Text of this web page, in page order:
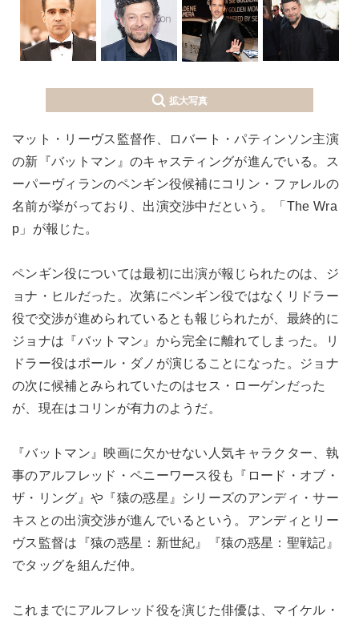
拡大写真
マット・リーヴス監督作、ロバート・パティンソン主演
の新『バットマン』のキャスティングが進んでいる。ス
ーパーヴィランのペンギン役候補にコリン・ファレルの
名前が挙がっており、出演交渉中だという。「The Wra
p」が報じた。
ペンギン役については最初に出演が報じられたのは、ジ
ョナ・ヒルだった。次第にペンギン役ではなくリドラー
役で交渉が進められているとも報じられたが、最終的に
ジョナは『バットマン』から完全に離れてしまった。リ
ドラー役はポール・ダノが演じることになった。ジョナ
の次に候補とみられていたのはセス・ローゲンだった
が、現在はコリンが有力のようだ。
『バットマン』映画に欠かせない人気キャラクター、執
事のアルフレッド・ペニーワース役も『ロード・オブ・
ザ・リング』や『猿の惑星』シリーズのアンディ・サー
キスとの出演交渉が進んでいるという。アンディとリー
ヴス監督は『猿の惑星：新世紀』『猿の惑星：聖戦記』
でタッグを組んだ仲。
これまでにアルフレッド役を演じた俳優は、マイケル・